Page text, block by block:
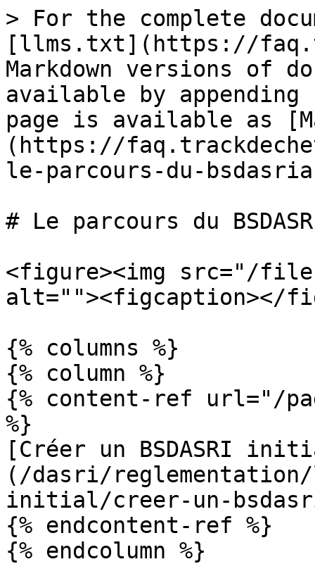
> For the complete
[llms.txt](https://
Markdown versions of
available by
page is available as
(https://
le-parcours-du-
# Le parcours du
<figure><img src="/
alt=""><figcaption></
{% columns %}
{% column %}
{% content-ref url="/
%}
[Créer un BSDASRI
(/dasri/
initial/creer-un-
{% endcontent-ref %}
{% endcolumn %}